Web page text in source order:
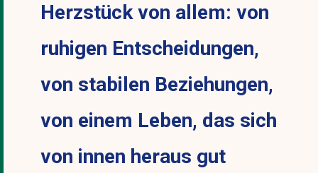
Herzstück von allem: von
ruhigen Entscheidungen,
von stabilen Beziehungen,
von einem Leben, das sich
von innen heraus gut